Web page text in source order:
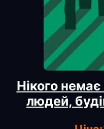
Нікого немає
людей,